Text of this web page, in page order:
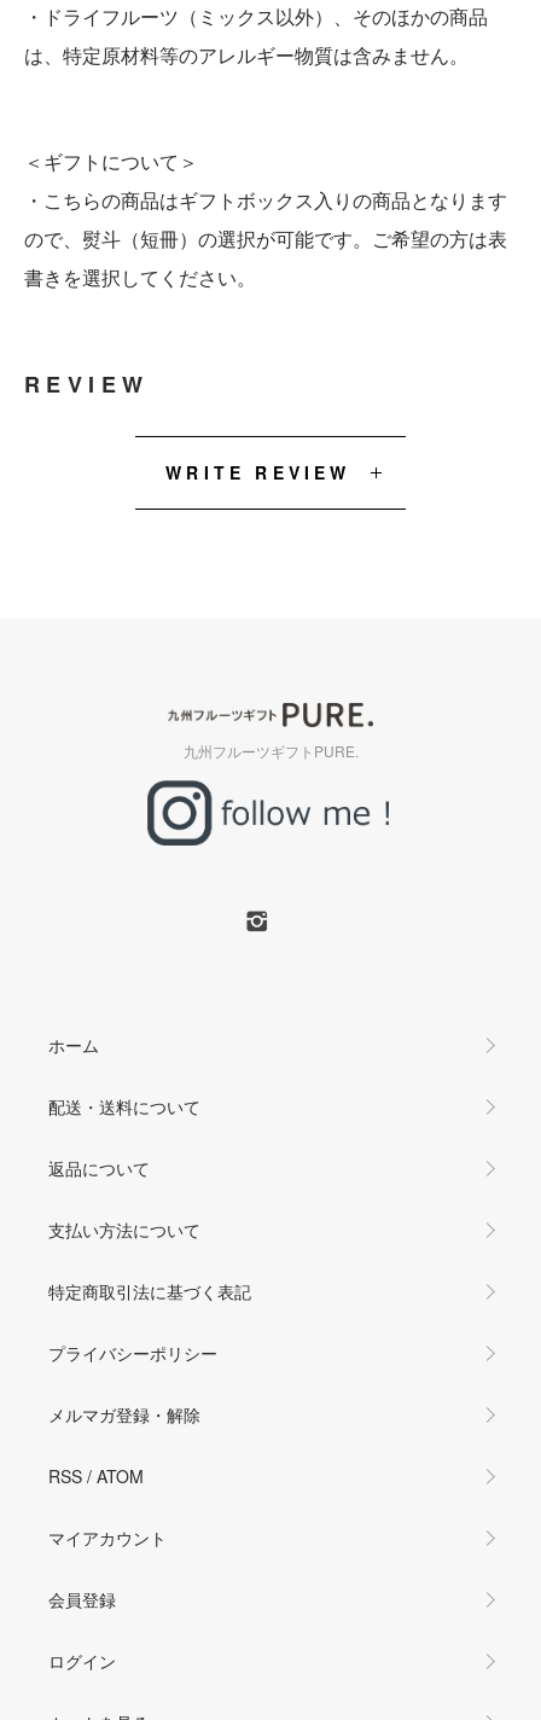
・ドライフルーツ（ミックス以外）、そのほかの商品
は、特定原材料等のアレルギー物質は含みません。
＜ギフトについて＞
・こちらの商品はギフトボックス入りの商品となります
ので、熨斗（短冊）の選択が可能です。ご希望の方は表
書きを選択してください。
REVIEW
WRITE REVIEW
九州フルーツギフトPURE.
ホーム
配送・送料について
返品について
支払い方法について
特定商取引法に基づく表記
プライバシーポリシー
メルマガ登録・解除
RSS / ATOM
マイアカウント
会員登録
ログイン